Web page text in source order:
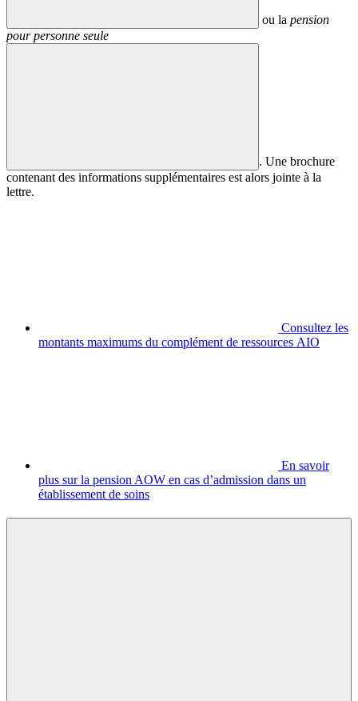
ou la pension
pour personne seule
. Une brochure
contenant des informations supplémentaires est alors jointe à la
lettre.
Consultez les
montants maximums du complément de ressources AIO
En savoir
plus sur la pension AOW en cas d’admission dans un
établissement de soins